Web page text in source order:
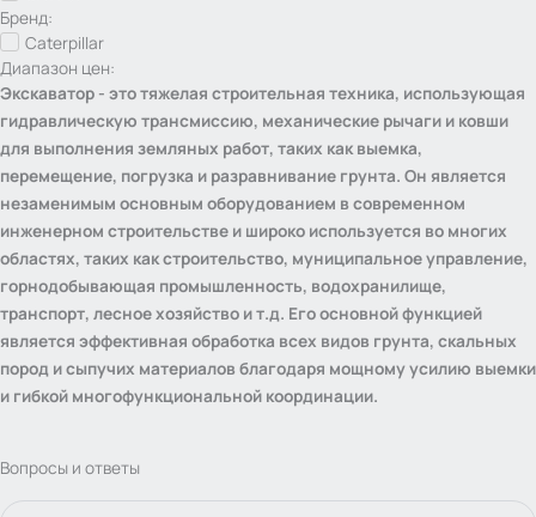
Бренд:
Caterpillar
Диапазон цен:
Экскаватор - это тяжелая строительная техника, использующая
гидравлическую трансмиссию, механические рычаги и ковши
для выполнения земляных работ, таких как выемка,
перемещение, погрузка и разравнивание грунта. Он является
незаменимым основным оборудованием в современном
инженерном строительстве и широко используется во многих
областях, таких как строительство, муниципальное управление,
горнодобывающая промышленность, водохранилище,
транспорт, лесное хозяйство и т.д. Его основной функцией
является эффективная обработка всех видов грунта, скальных
пород и сыпучих материалов благодаря мощному усилию выемки
и гибкой многофункциональной координации.
Вопросы и ответы